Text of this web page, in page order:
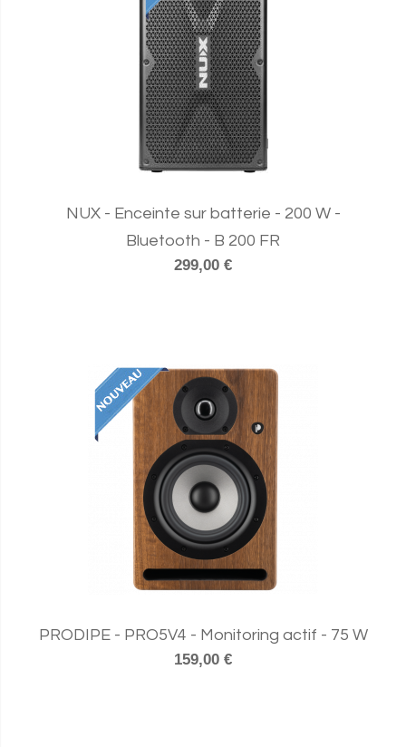
NUX - Enceinte sur batterie - 200 W -
Bluetooth - B 200 FR
299,00 €
PRODIPE - PRO5V4 - Monitoring actif - 75 W
159,00 €